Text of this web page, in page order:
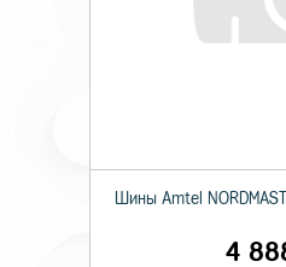
Шины Amtel
4